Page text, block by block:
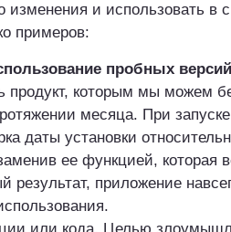
изменения и использовать в
примеров:
пробных
продукт, которым мы можем
месяца. При
даты установки
ее функцией, которая
результат, приложение